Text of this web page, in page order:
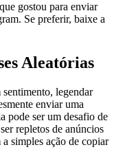
gostou para enviar
Se preferir, baixe a
Aleatórias
legendar
enviar uma
pode ser um desafio de
repletos de anúncios
simples ação de copiar